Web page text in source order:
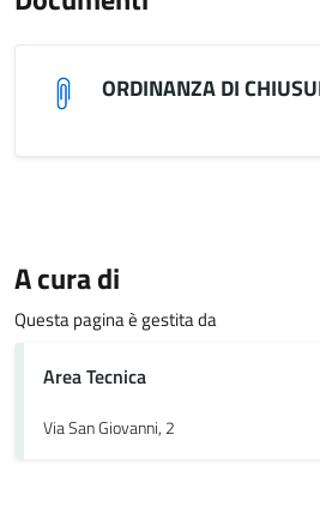
ORDINANZA DI
A cura di
Questa pagina è gestita da
Area Tecnica
Via San Giovanni, 2